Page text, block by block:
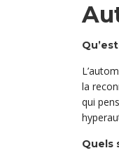
la
qui
Quels